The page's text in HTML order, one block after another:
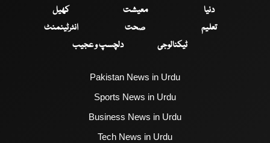
دنیا
معیشت
کھیل
تعلیم
صحت
انٹرٹینمنٹ
ٹیکنالوجی
دلچسپ و عجیب
Pakistan News in Urdu
Sports News in Urdu
Business News in Urdu
Tech News in Urdu